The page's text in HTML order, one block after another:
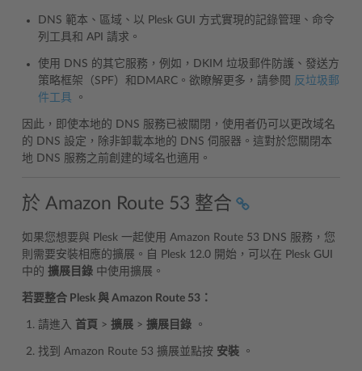
DNS 範本、區域、以 Plesk GUI 方式實現的記錄管理、命令
列工具和 API 請求。
使用 DNS 的其它服務，例如，DKIM 垃圾郵件防護、發送方
策略框架（SPF）和DMARC。欲瞭解更多，請參閱 反垃圾郵
件工具 。
因此，即使本地的 DNS 服務已被關閉，使用者仍可以更改域名
的 DNS 設定，除非卸載本地的 DNS 伺服器。這對於您關閉本
地 DNS 服務之前創建的域名也適用。
於 Amazon Route 53 整合
如果您想要與 Plesk 一起使用 Amazon Route 53 DNS 服務，您
則需要安裝相應的擴展。自 Plesk 12.0 開始，可以在 Plesk GUI
中的 擴展目錄 中使用擴展。
若要整合 Plesk 與 Amazon Route 53：
請進入 首頁 > 擴展 > 擴展目錄 。
找到 Amazon Route 53 擴展並點按 安裝 。